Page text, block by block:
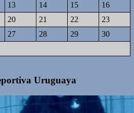
13 14 15
16
20 21 22
23
27 28 29
30
Uruguaya